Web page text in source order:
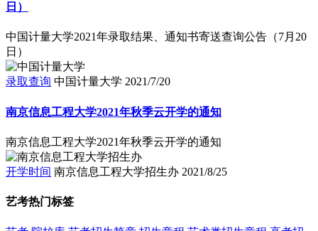
日）
中国计量大学2021年录取结果、通知书寄送查询公告（7月20
日）
录取查询 中国计量大学 2021/7/20
南京信息工程大学2021年秋季云开学的通知
南京信息工程大学2021年秋季云开学的通知
开学时间 南京信息工程大学招生办 2021/8/25
艺考热门标签